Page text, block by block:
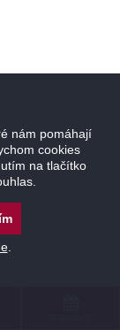
nám pomáhají
cookies
na tlačítko
.